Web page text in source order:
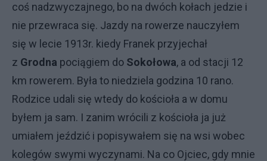
coś nadzwyczajnego, bo na dwóch kołach jedzie i
nie przewraca się. Jazdy na rowerze nauczyłem
się w lecie 1913r. kiedy Franek przyjechał
z Grodna pociągiem do Sokołowa, a od stacji 12
km rowerem. Była to niedziela godzina 10 rano.
Rodzice udali się wtedy do kościoła a w domu
byłem ja sam. I zanim wrócili z kościoła ja już
umiałem jeździć i popisywałem się na wsi wobec
kolegów swymi wyczynami. Na co Ojciec, gdy mnie